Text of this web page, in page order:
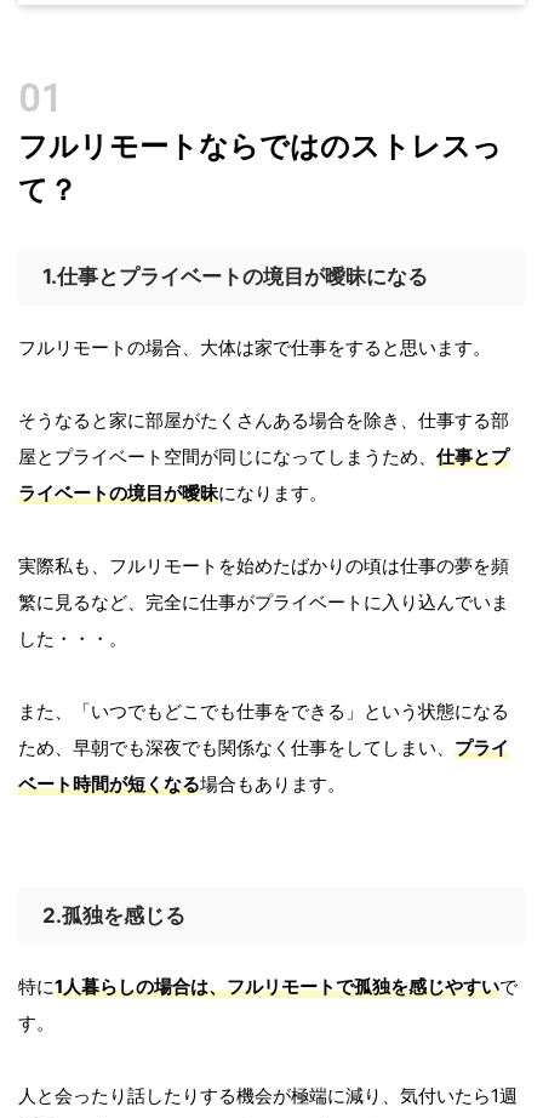
フルリモートならではのストレスっ
て？
1.仕事とプライベートの境目が曖昧になる
フルリモートの場合、大体は家で仕事をすると思います。
そうなると家に部屋がたくさんある場合を除き、仕事する部
屋とプライベート空間が同じになってしまうため、 仕事とプ
ライベートの境目が曖昧になります。
実際私も、フルリモートを始めたばかりの頃は仕事の夢を頻
繁に見るなど、完全に仕事がプライベートに入り込んでいま
した・・・。
また、「いつでもどこでも仕事をできる」という状態になる
ため、早朝でも深夜でも関係なく仕事をしてしまい、 プライ
ベート時間が短くなる場合もあります。
2.孤独を感じる
特に1人暮らしの場合は、フルリモートで孤独を感じやすいで
す。
人と会ったり話したりする機会が極端に減り、気付いたら1週